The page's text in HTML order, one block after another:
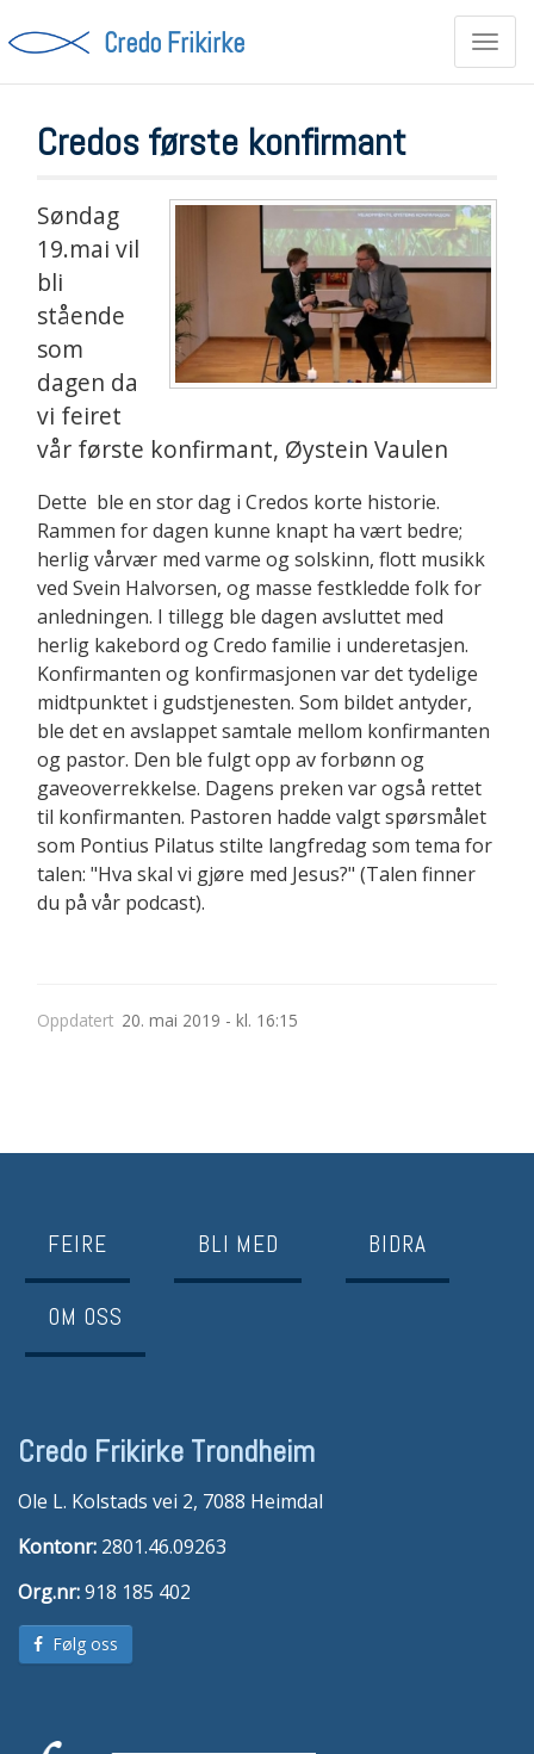
Credo Frikirke
Credos første konfirmant
Søndag
19.mai vil
bli
stående
som
dagen da
vi feiret
vår første konfirmant, Øystein Vaulen
Dette ble en stor dag i Credos korte historie.
Rammen for dagen kunne knapt ha vært bedre;
herlig vårvær med varme og solskinn, flott musikk
ved Svein Halvorsen, og masse festkledde folk for
anledningen. I tillegg ble dagen avsluttet med
herlig kakebord og Credo familie i underetasjen.
Konfirmanten og konfirmasjonen var det tydelige
midtpunktet i gudstjenesten. Som bildet antyder,
ble det en avslappet samtale mellom konfirmanten
og pastor. Den ble fulgt opp av forbønn og
gaveoverrekkelse. Dagens preken var også rettet
til konfirmanten. Pastoren hadde valgt spørsmålet
som Pontius Pilatus stilte langfredag som tema for
talen: "Hva skal vi gjøre med Jesus?" (Talen finner
du på vår podcast).
Oppdatert 20. mai 2019 - kl. 16:15
FEIRE BLI MED BIDRA
OM OSS
Credo Frikirke Trondheim
Ole L. Kolstads vei 2, 7088 Heimdal
Kontonr: 2801.46.09263
Org.nr:918 185 402
Følg oss